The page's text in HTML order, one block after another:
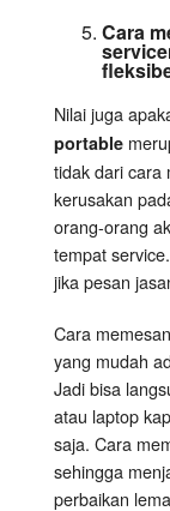
Cara
Nilai juga
portable
tidak dari cara
kerusakan
orang-orang
tempat
jika pesan
Cara
yang mudah
Jadi bisa
atau laptop
saja. Cara
sehingga
perbaikan